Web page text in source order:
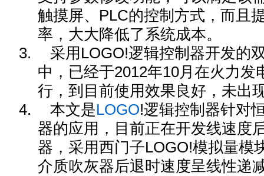
触摸屏、PLC的控制方式，而且
率，大大降低了系统成本。
3.
采用LOGO!逻辑控制器开发的
中，已经于2012年10月在火力发
行，到目前使用效果良好，未出
4.
本文是LOGO!逻辑控制器针对
器的应用，目前正在开发线速度
器，采用西门子LOGO!模拟量模
介质吹灰器后退时速度呈线性递